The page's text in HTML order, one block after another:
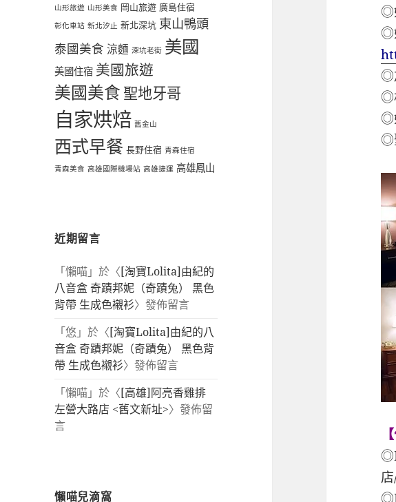
山形旅遊 山形美食 岡山旅遊 廣島住宿
彰化車站 新北汐止 新北深坑 東山鴨頭
泰國美食 涼麵 深坑老街 美國
美國住宿 美國旅遊
美國美食 聖地牙哥
自家烘焙 舊金山
西式早餐 長野住宿 青森住宿
青森美食 高雄國際機場站 高雄捷運 高雄鳳山
近期留言
「懶喵」於〈[淘寶Lolita]由紀的
八音盒 奇蹟邦妮（奇蹟兔） 黑色
背帶 生成色襯衫〉發佈留言
「悠」於〈[淘寶Lolita]由紀的八
音盒 奇蹟邦妮（奇蹟兔） 黑色背
帶 生成色襯衫〉發佈留言
「懶喵」於〈[高雄]阿亮香雞排
左營大路店 <舊文新址>〉發佈留
言
懶喵兒滴窩
◎
◎
◎
◎
◎
◎